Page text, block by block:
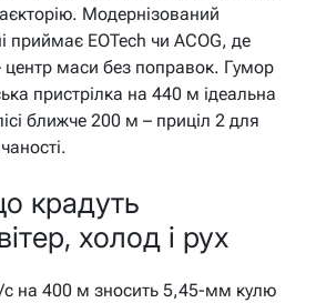
Модернізований
приймає EOTech чи ACOG, де
маси без поправок. Гумор
пристрілка на 440 м ідеальна
ближче 200 м – приціл 2 для
крадуть
холод і рух
с на 400 м зносить 5,45-мм кулю